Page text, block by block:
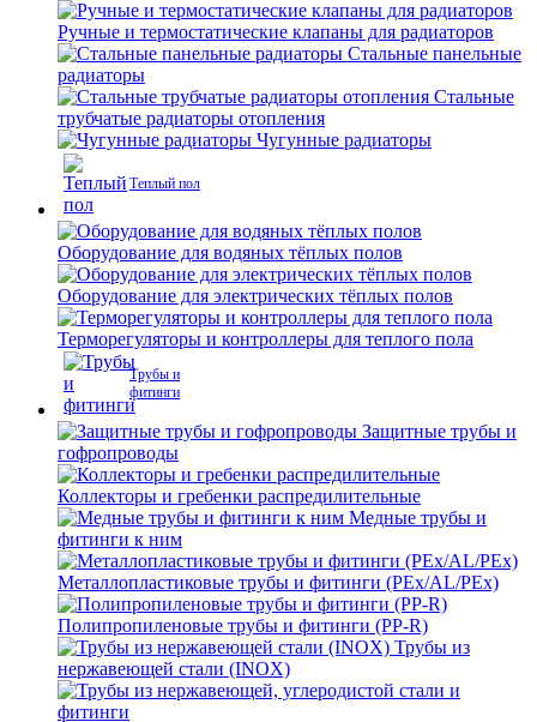
Ручные и термостатические клапаны для радиаторов
Стальные панельные
радиаторы
Стальные
трубчатые радиаторы отопления
Чугунные радиаторы
Теплый пол
Оборудование для водяных тёплых полов
Оборудование для электрических тёплых полов
Терморегуляторы и контроллеры для теплого пола
Трубы и
фитинги
Защитные трубы и
гофропроводы
Коллекторы и гребенки распредилительные
Медные трубы и
фитинги к ним
Металлопластиковые трубы и фитинги (PEx/AL/PEx)
Полипропиленовые трубы и фитинги (PP-R)
Трубы из
нержавеющей стали (INOX)